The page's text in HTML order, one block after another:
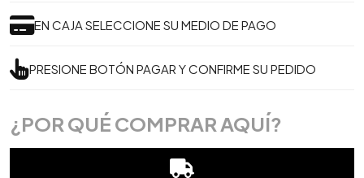
EN CAJA SELECCIONE SU MEDIO DE PAGO
PRESIONE BOTÓN PAGAR Y CONFIRME SU PEDIDO
¿POR QUÉ COMPRAR AQUÍ?